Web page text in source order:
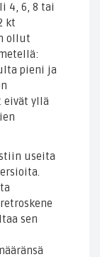
4, 6, 8 tai
kt
ollut
pieni ja
eivät yllä
useita
sen